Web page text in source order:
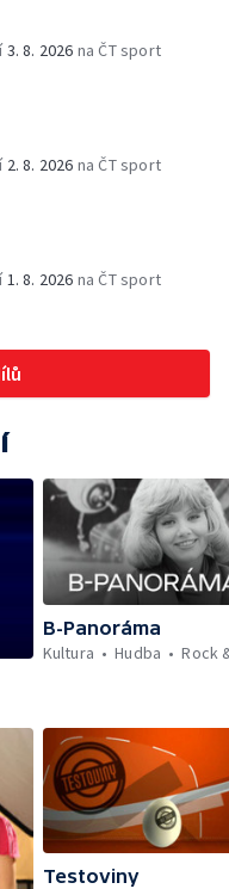
3. 8. 2026 na ČT sport
2. 8. 2026 na ČT sport
1. 8. 2026 na ČT sport
B-Panoráma
Kultura
Hudba Rock
Testoviny